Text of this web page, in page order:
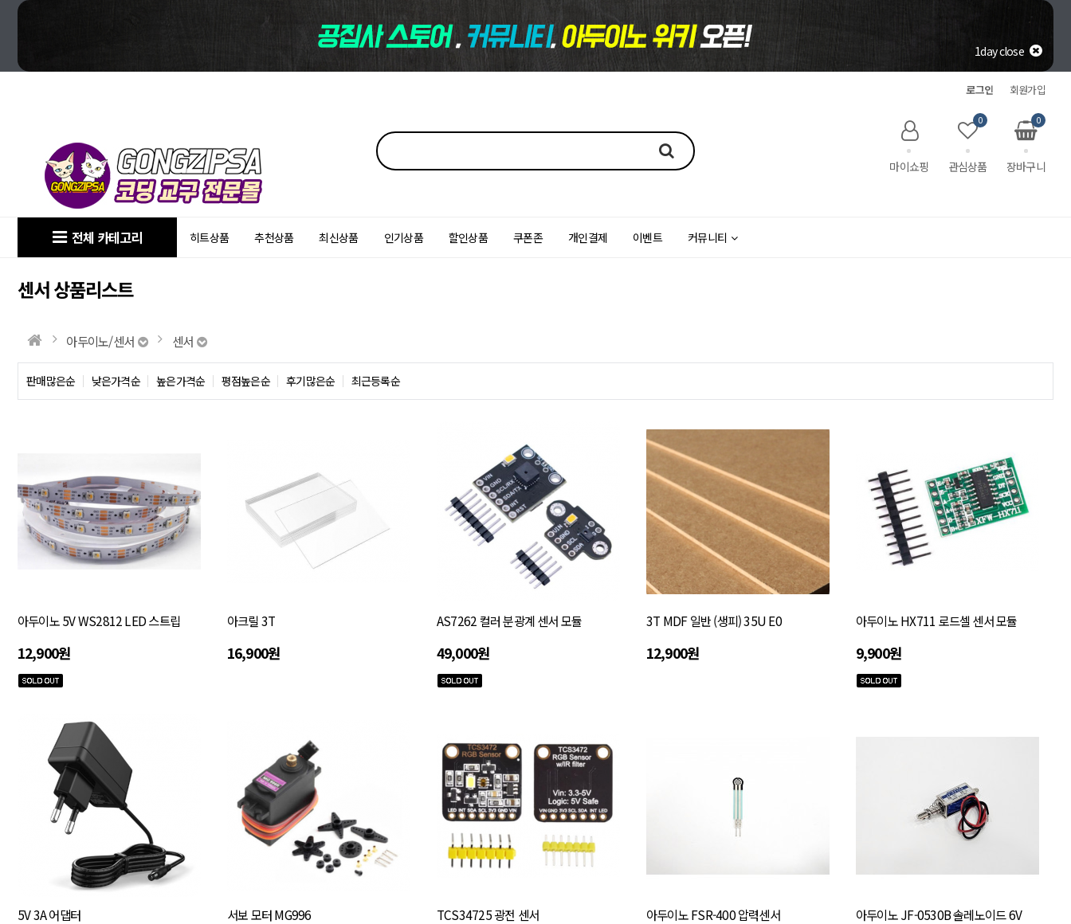
1day close
회원가입
로그인
장바구니
0
관심상품
0
마이쇼핑
전체 카테고리 히트상품 추천상품 최신상품 인기상품 할인상품 쿠폰존 개인결제 이벤트 커뮤니티
센서 상품리스트
아두이노/센서 센서
판매많은순 낮은가격순 높은가격순 평점높은순 후기많은순 최근등록순
아두이노 5V WS2812 LED 스트립
12,900원
아크릴 3T
16,900원
AS7262 컬러 분광계 센서 모듈
49,000원
3T MDF 일반 (생피) 35U E0
12,900원
아두이노 HX711 로드셀 센서 모듈
9,900원
5V 3A 어댑터 서보 모터 MG996 TCS34725 광전 센서 아두이노 FSR-400 압력센서 아두이노 JF-0530B 솔레노이드 6V